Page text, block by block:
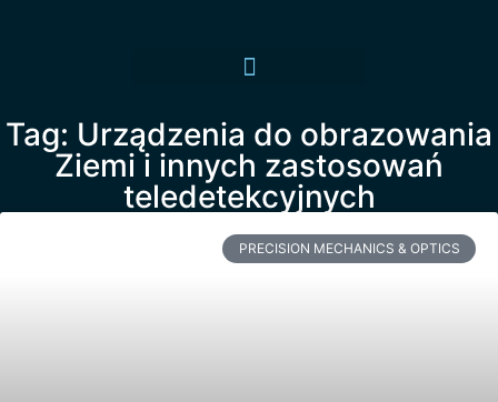
Tag: Urządzenia do obrazowania
Ziemi i innych zastosowań
teledetekcyjnych
PRECISION MECHANICS & OPTICS